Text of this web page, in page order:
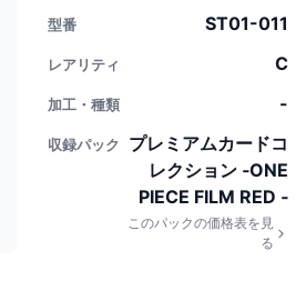
型番 ST01-011
レアリティ C
加工・種類 -
収録パック
プレミアムカードコ
レクション ‐ONE
PIECE FILM RED ‐
このパックの価格表を見
る